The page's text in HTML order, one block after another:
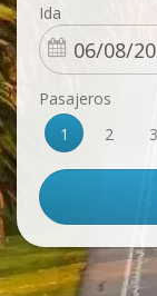
Ida
Pasajeros
1
2 3